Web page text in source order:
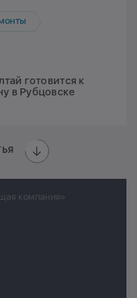
готовится к
в Рубцовске
компания»